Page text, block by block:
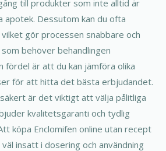
till produkter som inte alltid är
apotek. Dessutom kan du ofta
gör processen snabbare och
behöver behandlingen
fördel är att du kan jämföra olika
för att hitta det bästa erbjudandet.
är det viktigt att välja pålitliga
kvalitetsgaranti och tydlig
köpa Enclomifen online utan recept
insatt i dosering och användning